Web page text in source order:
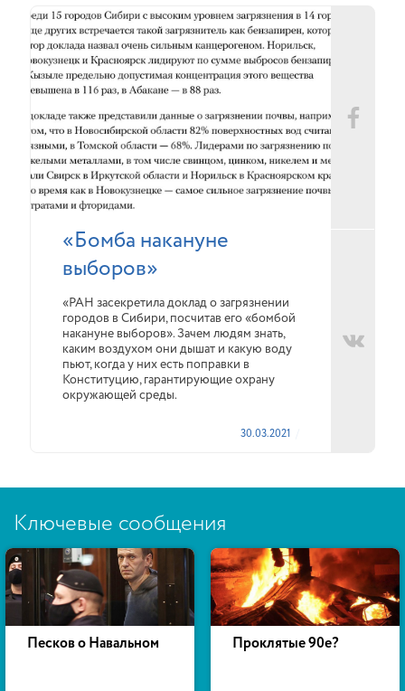
«Бомба накануне
выборов»
«РАН засекретила доклад о загрязнении
городов в Сибири, посчитав его «бомбой
накануне выборов». Зачем людям знать,
каким воздухом они дышат и какую воду
пьют, когда у них есть поправки в
Конституцию, гарантирующие охрану
окружающей среды.
30.03.2021
Ключевые сообщения
Песков о Навальном Проклятые 90е?